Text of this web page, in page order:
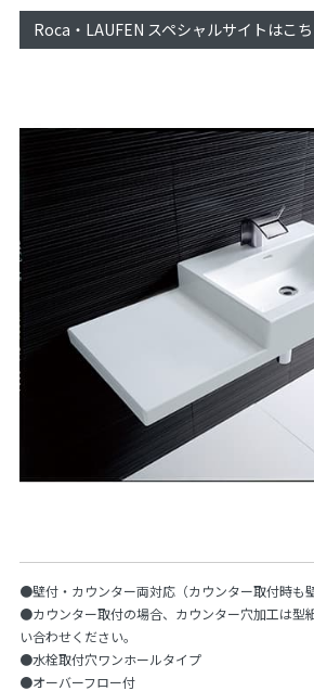
Roca・LAUFEN スペシャルサイトはこ
●壁付・カウンター両対応（カウンター取付時も
●カウンター取付の場合、カウンター穴加工は型
い合わせください。
●水栓取付穴ワンホールタイプ
●オーバーフロー付